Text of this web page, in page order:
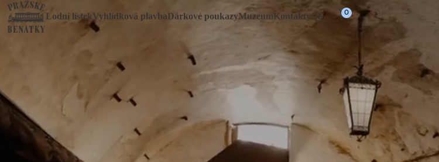
Lodní lístekVyhlídková plavbaDárkové poukazyMuzeumKontaktyCS